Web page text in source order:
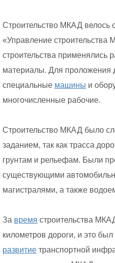
Строительство МКАД велось
«Управление строительства
строительства применялись
материалы. Для проложения
специальные машины и
многочисленные рабочие.
Строительство МКАД было
заданием, так как трасса
грунтам и рельефам. Были
существующими
магистралями, а также
За время строительства
километров дороги, и это
развитие транспортной